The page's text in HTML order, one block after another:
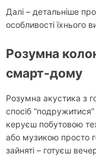
Далі – детальніше
особливості їхнього
Розумна
смарт-дому
Розумна акустика з
спосіб
керуєш побутовою
або музикою просто
зайняті – готуєш